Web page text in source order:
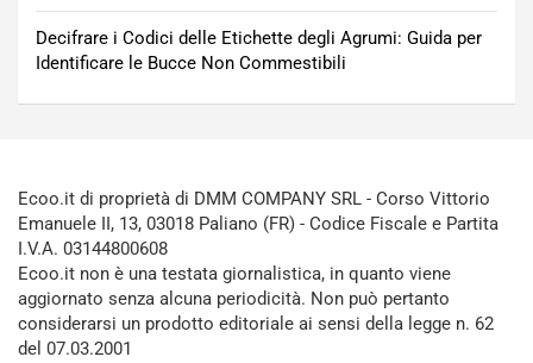
Decifrare i Codici delle Etichette degli Agrumi: Guida per
Identificare le Bucce Non Commestibili
Ecoo.it di proprietà di DMM COMPANY SRL - Corso Vittorio
Emanuele II, 13, 03018 Paliano (FR) - Codice Fiscale e Partita
I.V.A. 03144800608
Ecoo.it non è una testata giornalistica, in quanto viene
aggiornato senza alcuna periodicità. Non può pertanto
considerarsi un prodotto editoriale ai sensi della legge n. 62
del 07.03.2001